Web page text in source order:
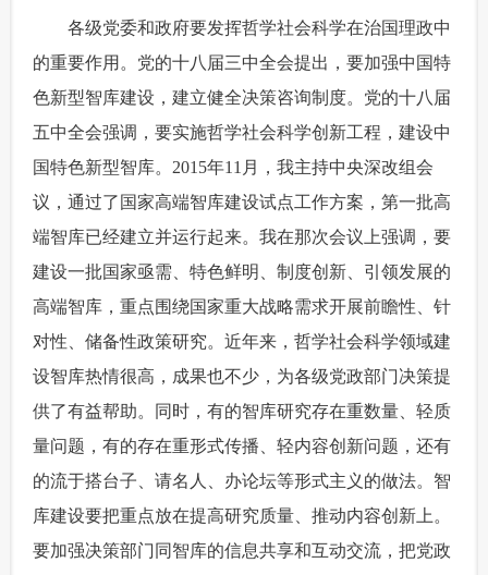
各级党委和政府要发挥哲学社会科学在治国理政中
的重要作用。党的十八届三中全会提出，要加强中国特
色新型智库建设，建立健全决策咨询制度。党的十八届
五中全会强调，要实施哲学社会科学创新工程，建设中
国特色新型智库。2015年11月，我主持中央深改组会
议，通过了国家高端智库建设试点工作方案，第一批高
端智库已经建立并运行起来。我在那次会议上强调，要
建设一批国家亟需、特色鲜明、制度创新、引领发展的
高端智库，重点围绕国家重大战略需求开展前瞻性、针
对性、储备性政策研究。近年来，哲学社会科学领域建
设智库热情很高，成果也不少，为各级党政部门决策提
供了有益帮助。同时，有的智库研究存在重数量、轻质
量问题，有的存在重形式传播、轻内容创新问题，还有
的流于搭台子、请名人、办论坛等形式主义的做法。智
库建设要把重点放在提高研究质量、推动内容创新上。
要加强决策部门同智库的信息共享和互动交流，把党政